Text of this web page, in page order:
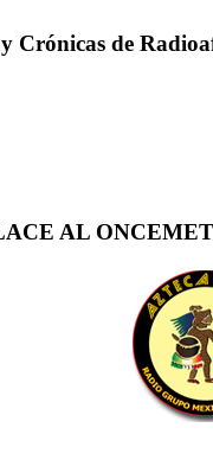
Crónicas de
AL